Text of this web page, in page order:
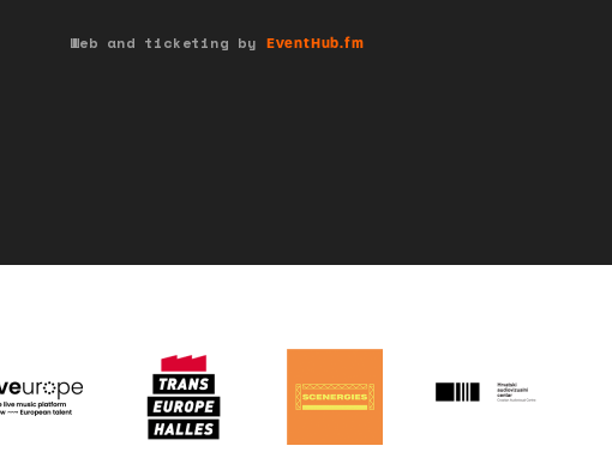
Web and ticketing by EventHub.fm